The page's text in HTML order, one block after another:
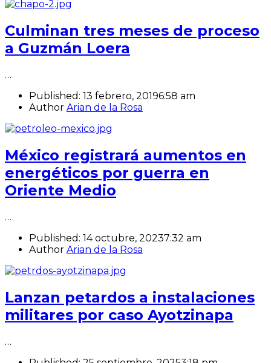
Culminan tres meses de proceso
a Guzmán Loera
…
Published: 13 febrero, 20196:58 am
Author Arian de la Rosa
México registrará aumentos en
energéticos por guerra en
Oriente Medio
…
Published: 14 octubre, 20237:32 am
Author Arian de la Rosa
Lanzan petardos a instalaciones
militares por caso Ayotzinapa
…